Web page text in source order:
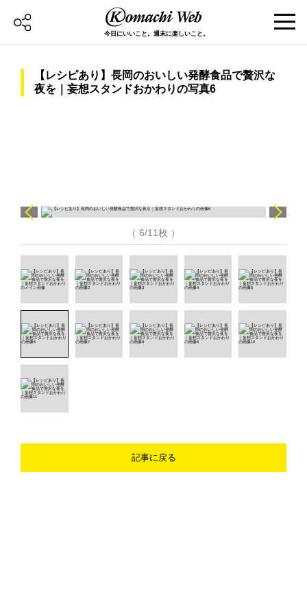
今日にいいこと。週末に楽しいこと。
【レシピあり】長岡のおいしい発酵食品で贅沢な
夜を｜妄想スタンドおかわりの写真6
（ 6/11枚 ）
記事に戻る